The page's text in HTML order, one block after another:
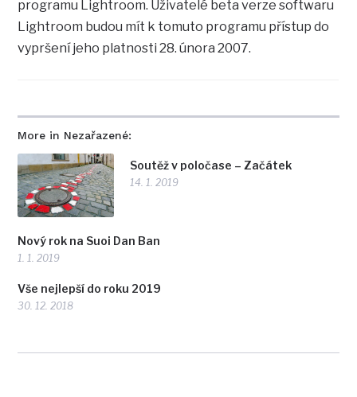
More in Nezařazené:
Soutěž v poločase – Začátek
14. 1. 2019
Nový rok na Suoi Dan Ban
1. 1. 2019
Vše nejlepší do roku 2019
30. 12. 2018
programu Lightroom. Uživatelé beta verze softwaru
Lightroom budou mít k tomuto programu přístup do
vypršení jeho platnosti 28. února 2007.